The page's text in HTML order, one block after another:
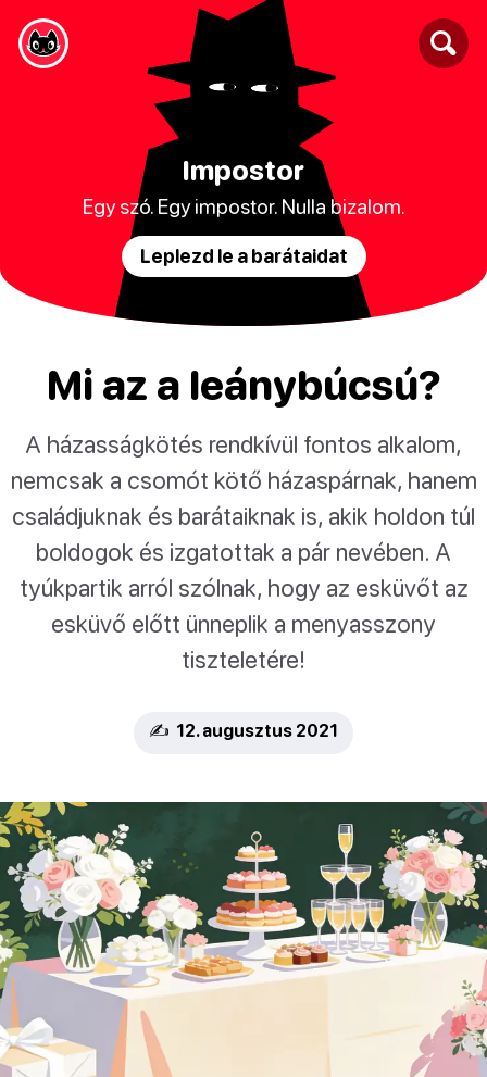
Impostor
Egy szó. Egy impostor. Nulla bizalom.
Leplezd le a barátaidat
Mi az a leánybúcsú?
A házasságkötés rendkívül fontos alkalom,
nemcsak a csomót kötő házaspárnak, hanem
családjuknak és barátaiknak is, akik holdon túl
boldogok és izgatottak a pár nevében. A
tyúkpartik arról szólnak, hogy az esküvőt az
esküvő előtt ünneplik a menyasszony
tiszteletére!
✍️ 12. augusztus 2021